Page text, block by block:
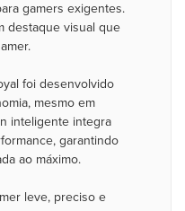
gamers exigentes.
destaque visual que
foi desenvolvido
mesmo em
inteligente integra
garantindo
ao máximo.
leve, preciso e